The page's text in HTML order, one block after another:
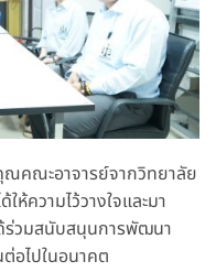
คณะอาจารย์จากวิทยาลัย
ความไว้วางใจและมา
ด้ร่วมสนับสนุนการพัฒนา
อไปในอนาคต